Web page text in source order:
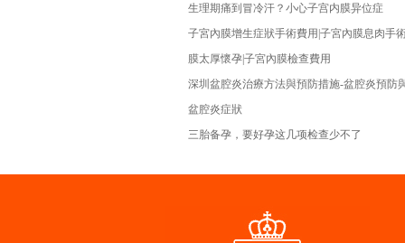
生理期痛到冒冷汗？小心子宫内膜异位症
子宮內膜增生症狀手術費用|子宮內膜息肉手
膜太厚懷孕|子宮內膜檢查費用
深圳盆腔炎治療方法與預防措施-盆腔炎預防
盆腔炎症狀
三胎备孕，要好孕这几项检查少不了